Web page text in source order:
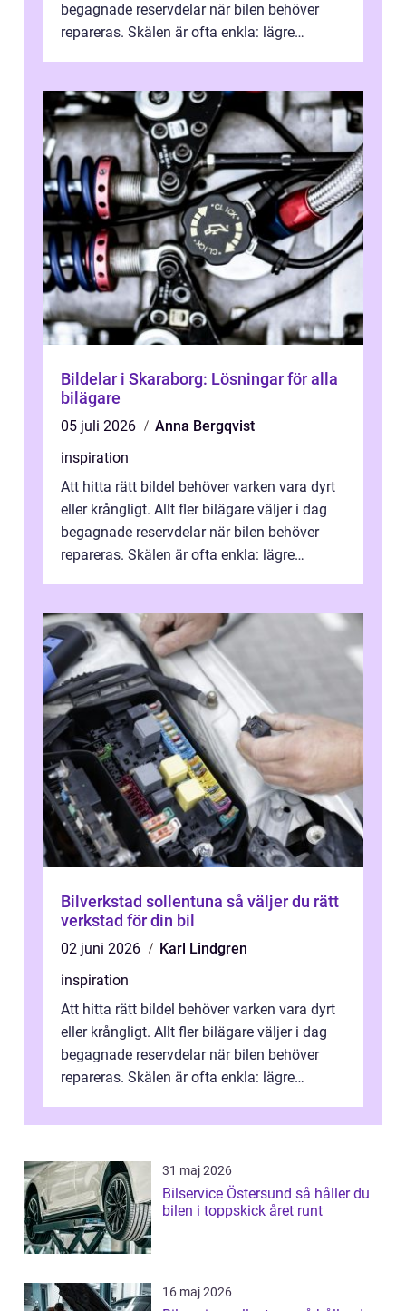
begagnade reservdelar när bilen behöver
repareras. Skälen är ofta enkla: lägre
Bildelar i Skaraborg: Lösningar för alla
bilägare
05 juli 2026
Anna Bergqvist
inspiration
Att hitta rätt bildel behöver varken vara dyrt
eller krångligt. Allt fler bilägare väljer i dag
begagnade reservdelar när bilen behöver
repareras. Skälen är ofta enkla: lägre
Bilverkstad sollentuna så väljer du rätt
verkstad för din bil
02 juni 2026
Karl Lindgren
inspiration
Att hitta rätt bildel behöver varken vara dyrt
eller krångligt. Allt fler bilägare väljer i dag
begagnade reservdelar när bilen behöver
repareras. Skälen är ofta enkla: lägre
31 maj 2026
Bilservice Östersund så håller du
bilen i toppskick året runt
16 maj 2026